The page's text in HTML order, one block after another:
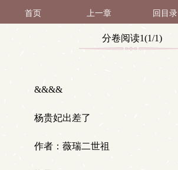
首页 上一章 回目录
分卷阅读1(1/1)
&&&&
杨贵妃出差了
作者：薇瑞二世祖